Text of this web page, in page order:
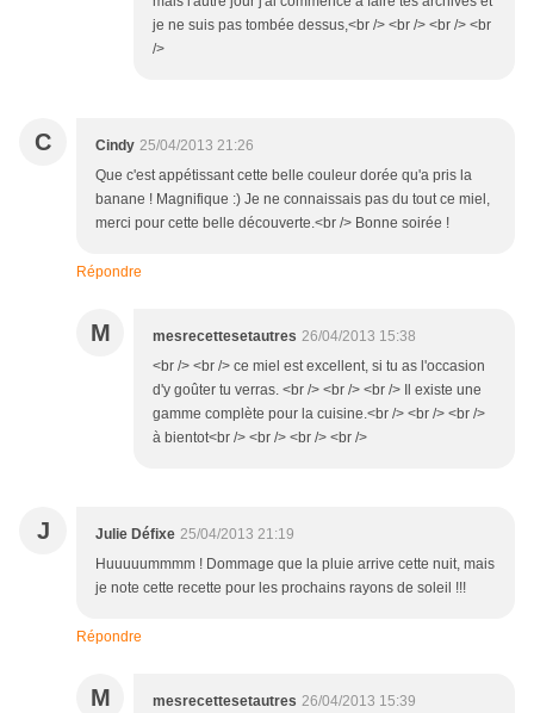
je ne suis pas tombée dessus,<br /> <br /> <br /> <br
/>
C Cindy 25/04/2013 21:26
Que c'est appétissant cette belle couleur dorée qu'a pris la
banane ! Magnifique :) Je ne connaissais pas du tout ce miel,
merci pour cette belle découverte.<br /> Bonne soirée !
Répondre
M mesrecettesetautres 26/04/2013 15:38
<br /> <br /> ce miel est excellent, si tu as l'occasion
d'y goûter tu verras. <br /> <br /> <br /> Il existe une
gamme complète pour la cuisine.<br /> <br /> <br />
à bientot<br /> <br /> <br /> <br />
J Julie Défixe 25/04/2013 21:19
Huuuuummmm ! Dommage que la pluie arrive cette nuit, mais
je note cette recette pour les prochains rayons de soleil !!!
Répondre
M mesrecettesetautres 26/04/2013 15:39